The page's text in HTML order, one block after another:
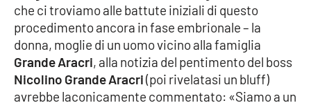
Reggio Calabria
Cosenza
Lamezia Terme
che ci troviamo alle battute iniziali di questo
procedimento ancora in fase embrionale – la
donna, moglie di un uomo vicino alla famiglia
Grande Aracri, alla notizia del pentimento del boss
Nicolino Grande Aracri(poi rivelatasi un bluff)
avrebbe laconicamente commentato: «Siamo a un